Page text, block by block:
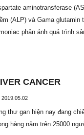
aminotransferase
(ALP) và Gama
phản ánh quá trình
CANCER
2019.05.02
thư gan hiện nay đang
hàng năm trên 25000